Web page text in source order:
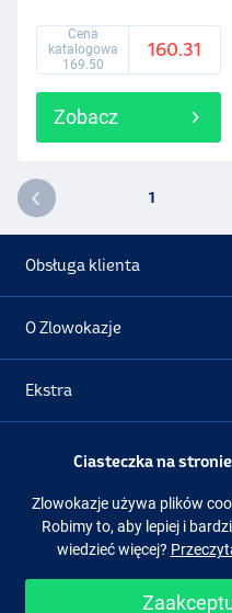
Cena
katalogowa
169.50
160.31
Zobacz
1
Obsługa klienta
O Zlowokazje
Ekstra
Promocje
Obserwuj nas
Ciasteczka na
Zlowokazje używa plików
Robimy to, aby lepiej i
wiedzieć więcej?